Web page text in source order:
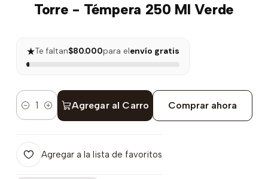
Torre - Témpera 250 Ml Verde
★Te faltan$80.000para elenvío gratis
Cantidad Agregar al Carro Comprar ahora
Agregar a la lista de favoritos